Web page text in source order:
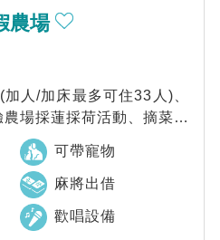
農場
人/加床最多可住33人)、
場採蓮採荷活動、摘菜樂
中心...
可帶寵物
麻將出借
歡唱設備